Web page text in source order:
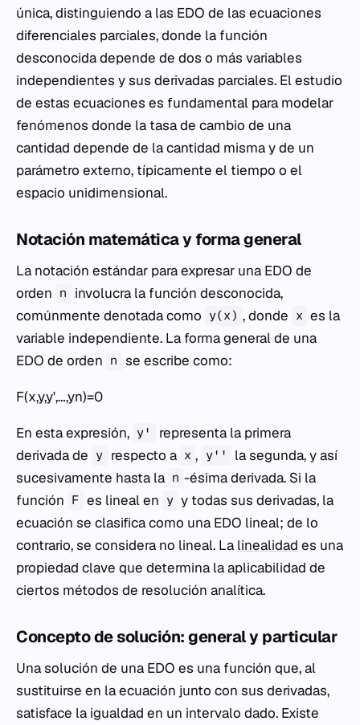
única, distinguiendo a las EDO de las ecuaciones
diferenciales parciales, donde la función
desconocida depende de dos o más variables
independientes y sus derivadas parciales. El estudio
de estas ecuaciones es fundamental para modelar
fenómenos donde la tasa de cambio de una
cantidad depende de la cantidad misma y de un
parámetro externo, típicamente el tiempo o el
espacio unidimensional.
Notación matemática y forma general
La notación estándar para expresar una EDO de
orden n involucra la función desconocida,
comúnmente denotada como y(x) , donde x es la
variable independiente. La forma general de una
EDO de orden n se escribe como:
F(x,y,y',…,yn)=0
En esta expresión, y'
representa la primera
derivada de y respecto a x , y''
la segunda, y así
sucesivamente hasta la n -ésima derivada. Si la
función F es lineal en y y todas sus derivadas, la
ecuación se clasifica como una EDO lineal; de lo
contrario, se considera no lineal. La linealidad es una
propiedad clave que determina la aplicabilidad de
ciertos métodos de resolución analítica.
Concepto de solución: general y particular
Una solución de una EDO es una función que, al
sustituirse en la ecuación junto con sus derivadas,
satisface la igualdad en un intervalo dado. Existe